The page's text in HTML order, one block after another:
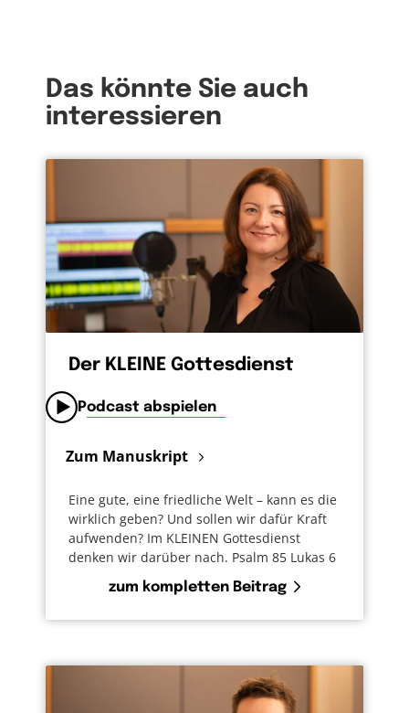
Das könnte Sie auch
interessieren
Der KLEINE Gottesdienst
Podcast abspielen
Zum Manuskript
Eine gute, eine friedliche Welt – kann es die
wirklich geben? Und sollen wir dafür Kraft
aufwenden? Im KLEINEN Gottesdienst
denken wir darüber nach. Psalm 85 Lukas 6
zum kompletten Beitrag